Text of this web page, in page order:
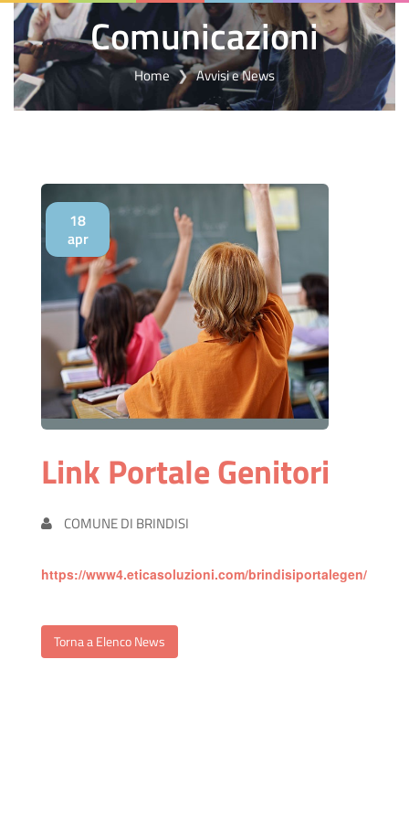
Comunicazioni
Home Avvisi e News
18
apr
Link Portale Genitori
COMUNE DI BRINDISI
https://www4.eticasoluzioni.com/brindisiportalegen/
Torna a Elenco News